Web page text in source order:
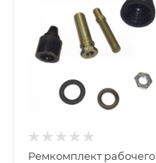
Ремкомплект рабочего